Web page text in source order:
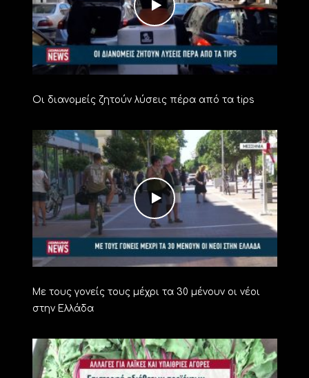
Οι διανομείς ζητούν λύσεις πέρα από τα tips
Με τους γονείς τους μέχρι τα 30 μένουν οι νέοι
στην Ελλάδα